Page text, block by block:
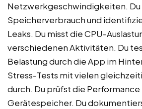
Netzwerkgeschwindigkeiten.
Speicherverbrauch und
Leaks. Du misst die CPU-
verschiedenen Aktivitäten. Du
Belastung durch die App im
Stress-Tests mit vielen
durch. Du prüfst die
Gerätespeicher. Du